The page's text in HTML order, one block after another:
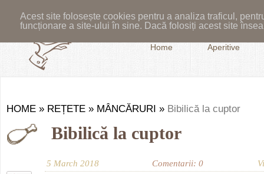
Acest site folosește cookies pentru a analiza traficul,
funcționare a site-ului în sine. Dacă folosiți acest site
Home Aperitive
HOME » REȚETE » MÂNCĂRURI » Bibilică la cuptor
Bibilică la cuptor
5 March 2018 Comentarii: 0